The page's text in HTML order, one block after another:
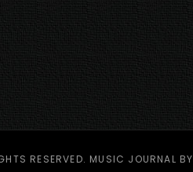
RESERVED. MUSIC JOURNAL BY